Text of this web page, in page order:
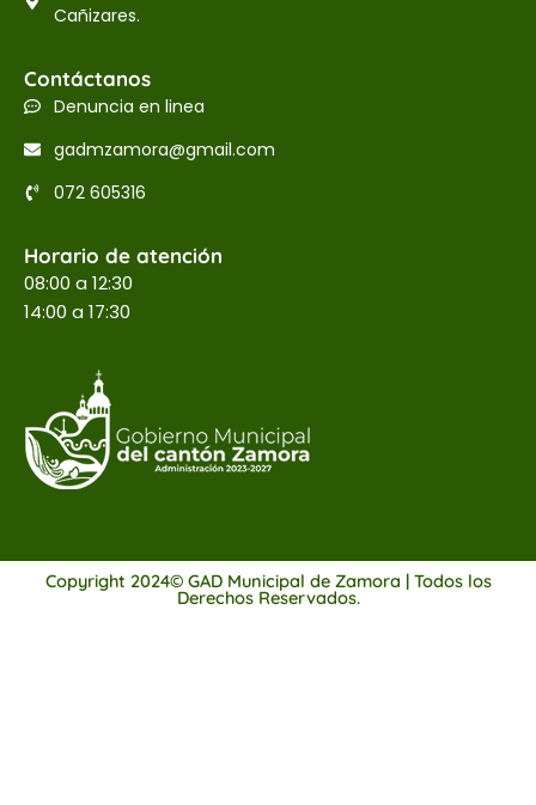
Cañizares.
Contáctanos
Denuncia en linea
gadmzamora@gmail.com
072 605316
Horario de atención
08:00 a 12:30
14:00 a 17:30
Copyright 2024© GAD Municipal de Zamora | Todos los
Derechos Reservados.